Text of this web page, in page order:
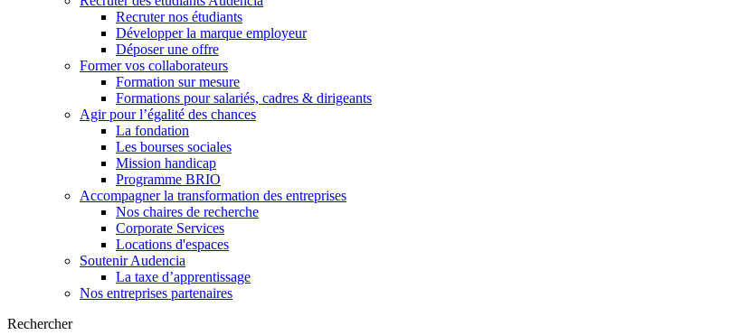
Recruter nos étudiants
Développer la marque employeur
Déposer une offre
Former vos collaborateurs
Formation sur mesure
Formations pour salariés, cadres & dirigeants
Agir pour l’égalité des chances
La fondation
Les bourses sociales
Mission handicap
Programme BRIO
Accompagner la transformation des entreprises
Nos chaires de recherche
Corporate Services
Locations d'espaces
Soutenir Audencia
La taxe d’apprentissage
Nos entreprises partenaires
Rechercher